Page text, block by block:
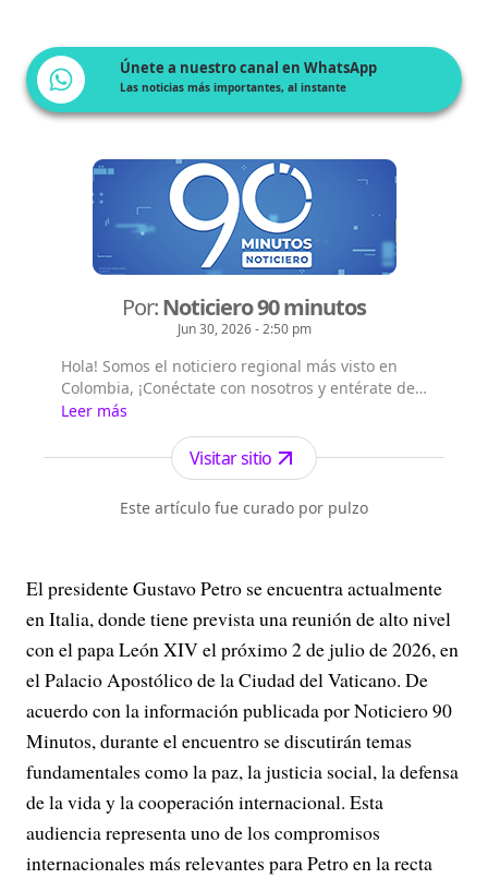
Únete a nuestro canal en WhatsApp
Las noticias más importantes, al instante
Por:Noticiero 90 minutos
Jun 30, 2026 - 2:50 pm
Hola! Somos el noticiero regional más visto en
Colombia, ¡Conéctate con nosotros y entérate de
las noticias del suroccidente colombiano!,
Emisión digital en vivo a las 8 a.m. por todos
nuestros canales digitales, Emisión central a la
1:00 p.m. por el canal Telepacífico y nuestros
canales digitales.
Leer más
Visitar sitio
Este artículo fue curado por pulzo
El presidente Gustavo Petro se encuentra actualmente
en Italia, donde tiene prevista una reunión de alto nivel
con el papa León XIV el próximo 2 de julio de 2026, en
el Palacio Apostólico de la Ciudad del Vaticano. De
acuerdo con la información publicada por Noticiero 90
Minutos, durante el encuentro se discutirán temas
fundamentales como la paz, la justicia social, la defensa
de la vida y la cooperación internacional. Esta
audiencia representa uno de los compromisos
internacionales más relevantes para Petro en la recta